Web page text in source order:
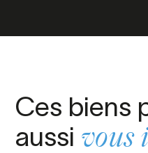
Ces biens
aussi vous